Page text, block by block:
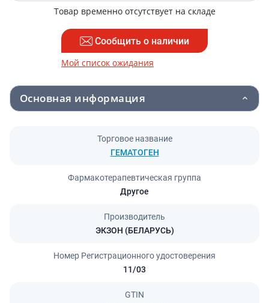
Товар временно отсутствует на складе
Сообщить о наличии
Мой список ожидания
Основная информация
Торговое название
ГЕМАТОГЕН
Фармакотерапевтическая группа
Другое
Производитель
ЭКЗОН (БЕЛАРУСЬ)
Номер Регистрационного удостоверения
11/03
GTIN